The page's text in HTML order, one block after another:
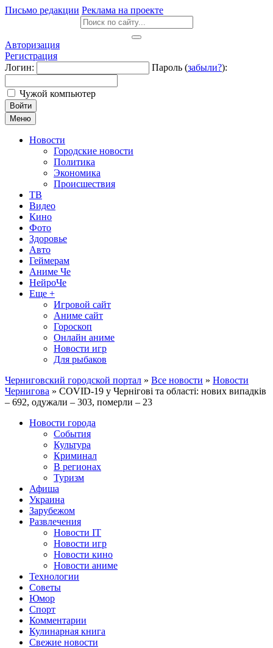
Письмо редакции Реклама на проекте
Авторизация
Регистрация
Логин:
Пароль (забыли?):
Чужой компьютер
Войти
Меню
Новости
Городские новости
Политика
Экономика
Происшествия
ТВ
Видео
Кино
Фото
Здоровье
Авто
Геймерам
Аниме Че
НейроЧе
Еще +
Игровой сайт
Аниме сайт
Гороскоп
Онлайн аниме
Новости игр
Для рыбаков
Черниговский городской портал » Все новости » Новости
Чернигова » COVID-19 у Чернігові та області: нових випадків
– 692, одужали – 303, померли – 23
Новости города
События
Культура
Криминал
В регионах
Туризм
Афиша
Украина
Зарубежом
Развлечения
Новости IT
Новости игр
Новости кино
Новости аниме
Технологии
Советы
Юмор
Спорт
Комментарии
Кулинарная книга
Свежие новости